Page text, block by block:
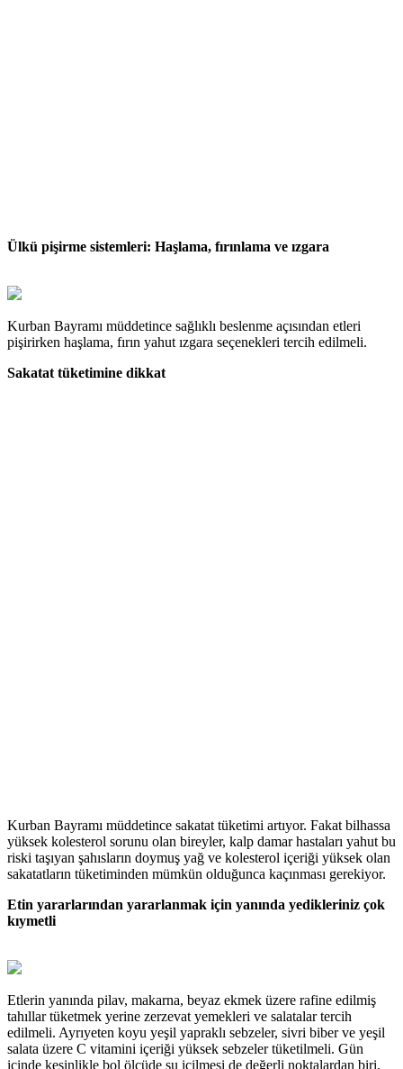
Ülkü pişirme sistemleri: Haşlama, fırınlama ve ızgara
Kurban Bayramı müddetince sağlıklı beslenme açısından etleri
pişirirken haşlama, fırın yahut ızgara seçenekleri tercih edilmeli.
Sakatat tüketimine dikkat
Kurban Bayramı müddetince sakatat tüketimi artıyor. Fakat bilhassa
yüksek kolesterol sorunu olan bireyler, kalp damar hastaları yahut bu
riski taşıyan şahısların doymuş yağ ve kolesterol içeriği yüksek olan
sakatatların tüketiminden mümkün olduğunca kaçınması gerekiyor.
Etin yararlarından yararlanmak için yanında yedikleriniz çok
kıymetli
Etlerin yanında pilav, makarna, beyaz ekmek üzere rafine edilmiş
tahıllar tüketmek yerine zerzevat yemekleri ve salatalar tercih
edilmeli. Ayrıyeten koyu yeşil yapraklı sebzeler, sivri biber ve yeşil
salata üzere C vitamini içeriği yüksek sebzeler tüketilmeli. Gün
içinde kesinlikle bol ölçüde su içilmesi de değerli noktalardan biri.